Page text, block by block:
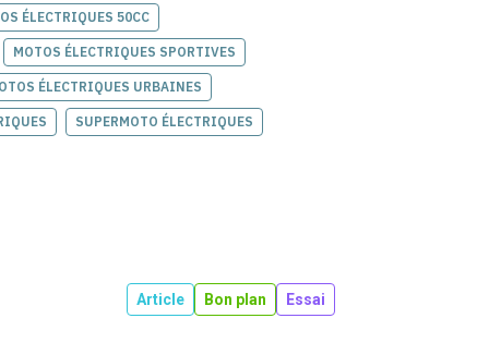
ÉLECTRIQUES 50CC
MOTOS ÉLECTRIQUES SPORTIVES
ÉLECTRIQUES URBAINES
SUPERMOTO ÉLECTRIQUES
Article Bon plan Essai